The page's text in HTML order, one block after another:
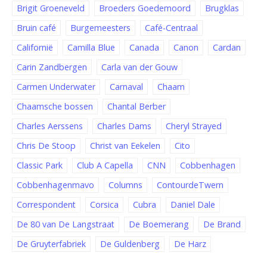
Brigit Groeneveld
Broeders Goedemoord
Brugklas
Bruin café
Burgemeesters
Café-Centraal
Californië
Camilla Blue Canada Canon
Cardan
Carin Zandbergen
Carla van der Gouw
Carmen Underwater
Carnaval
Chaam
Chaamsche bossen
Chantal Berber
Charles Aerssens
Charles Dams
Cheryl Strayed
Chris De Stoop
Christ van Eekelen
Cito
Classic Park
Club A Capella CNN
Cobbenhagen
Cobbenhagenmavo
Columns
ContourdeTwern
Correspondent
Corsica Cubra
Daniel Dale
De 80 van De Langstraat
De Boemerang
De Brand
De Gruyterfabriek
De Guldenberg
De Harz